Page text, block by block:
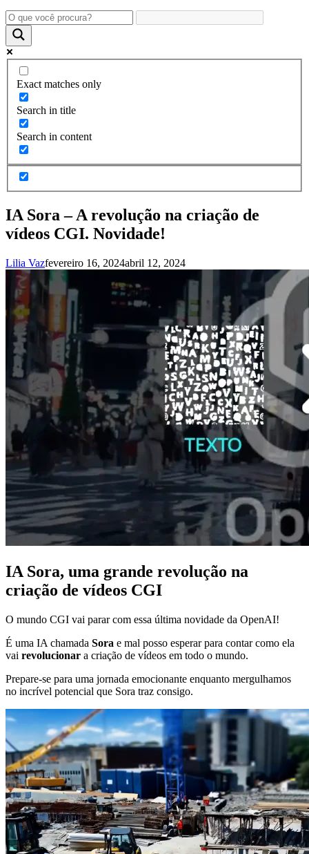
Exact matches only
Search in title
Search in content
IA Sora – A revolução na criação de
vídeos CGI. Novidade!
Lilia Vazfevereiro 16, 2024abril 12, 2024
IA Sora, uma grande revolução na
criação de vídeos CGI
O mundo CGI vai parar com essa última novidade da OpenAI!
É uma IA chamada Sora e mal posso esperar para contar como ela
vai revolucionar a criação de vídeos em todo o mundo.
Prepare-se para uma jornada emocionante enquanto mergulhamos
no incrível potencial que Sora traz consigo.